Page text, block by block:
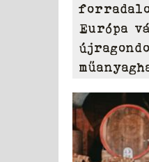
Európa